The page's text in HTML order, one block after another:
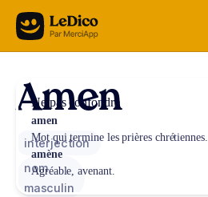
Aller au contenu
Amen
interjection
nom
masculin
Ne pas confondre
amen
Mot qui termine les prières chrétiennes.
amène
Agréable, avenant.